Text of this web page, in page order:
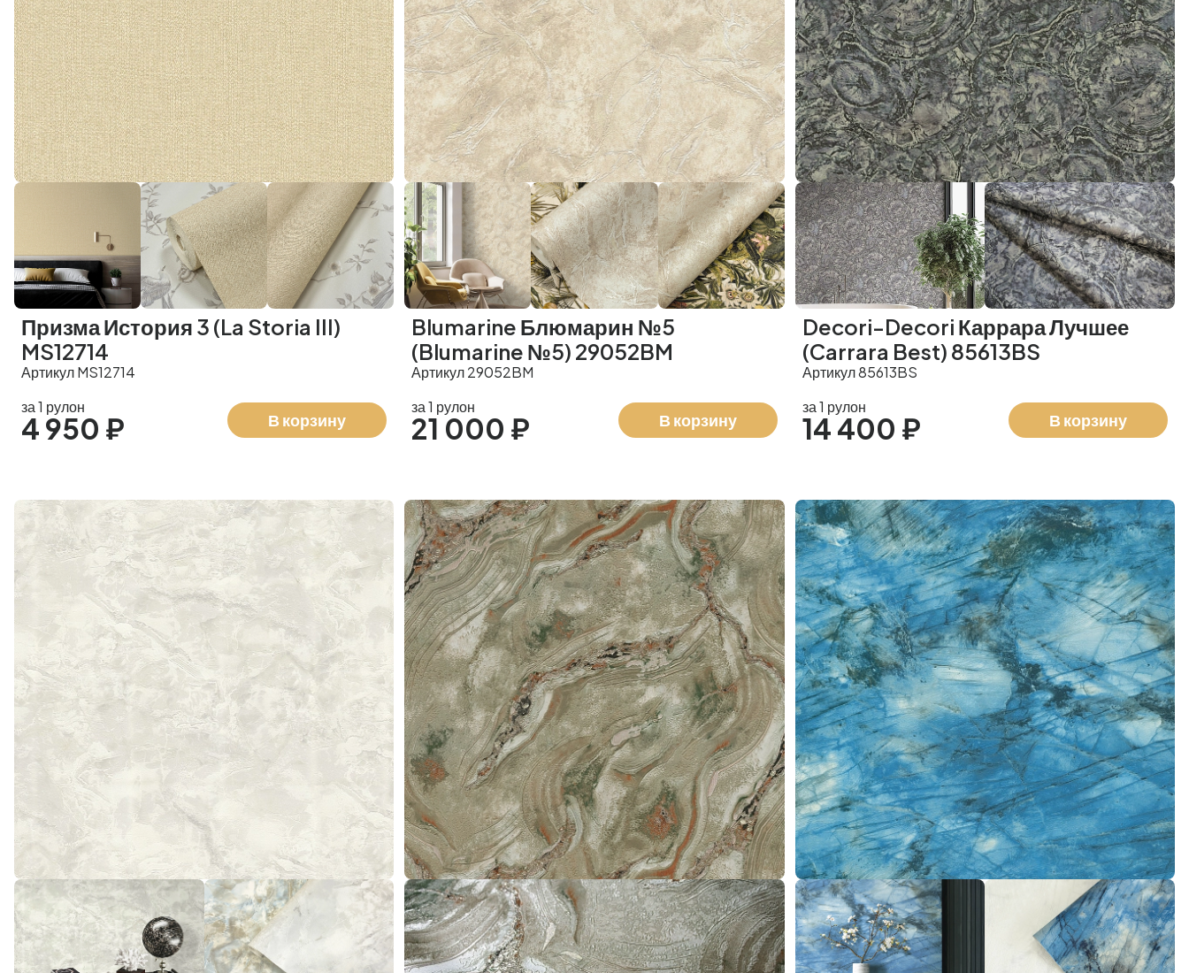
Призма История 3 (La Storia III)
MS12714
Артикул MS12714
за 1 рулон
4 950 ₽ В корзину
Blumarine Блюмарин №5
(Blumarine №5) 29052BM
Артикул 29052BM
за 1 рулон
21 000 ₽ В корзину
Decori-Decori Каррара Лучшее
(Carrara Best) 85613BS
Артикул 85613BS
за 1 рулон
14 400 ₽ В корзину